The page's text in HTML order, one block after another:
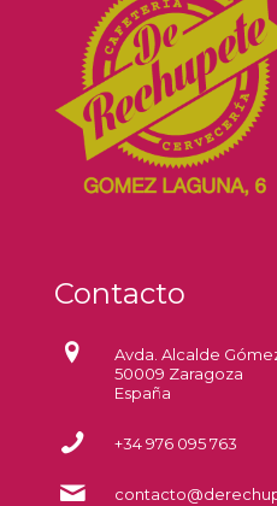
Contacto
Avda. Alcalde
50009 Zaragoza
España
+34 976 095 763